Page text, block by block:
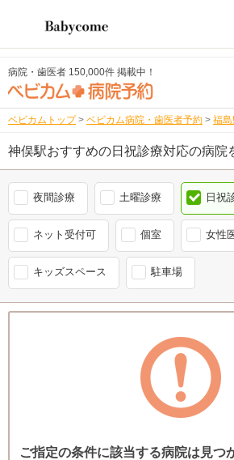
病院・歯医者 150,000件 掲載中！
ベビカムトップ > ベビカム病院・歯医者予約 > 福
神俣駅おすすめの日祝診療対応の病院
夜間診療 土曜診療 日祝
ネット受付可 個室 女性
キッズスペース 駐車場
ご指定の条件に該当する病院は見つ